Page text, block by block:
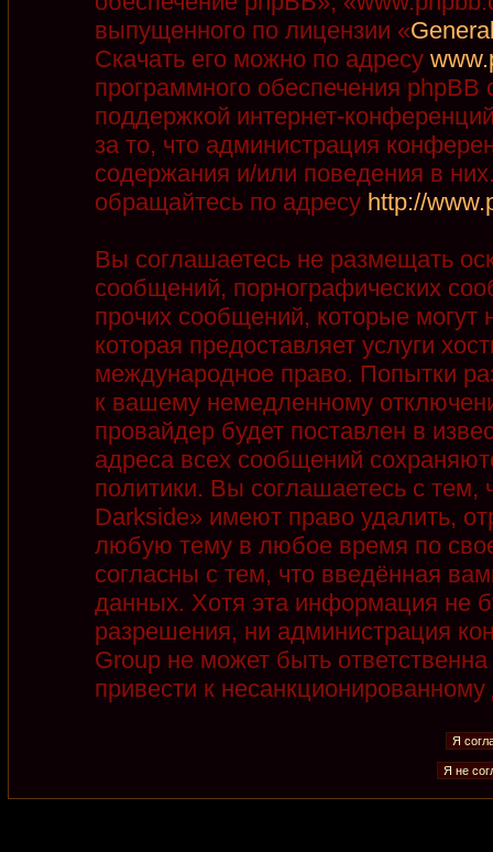
выпущенного по лицензии «
Скачать его можно по адресу
программного обеспечения phpBB
поддержкой интернет-
за то, что администрация
содержания и/или поведения в
обращайтесь по адресу http://
Вы соглашаетесь не размещать
сообщений, порнографических
прочих сообщений, которые
которая предоставляет услуги
международное право. Попытки
к вашему немедленному
провайдер будет поставлен в
адреса всех сообщений
политики. Вы соглашаетесь с
Darkside» имеют право удалить,
любую тему в любое время по
согласны с тем, что введённая
данных. Хотя эта информация не
разрешения, ни администрация
Group не может быть
привести к несанкционированному